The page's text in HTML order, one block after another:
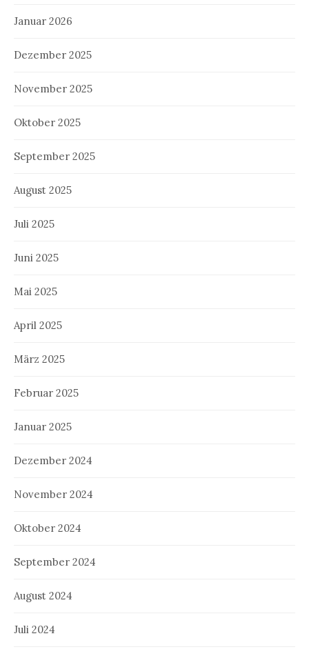
Januar 2026
Dezember 2025
November 2025
Oktober 2025
September 2025
August 2025
Juli 2025
Juni 2025
Mai 2025
April 2025
März 2025
Februar 2025
Januar 2025
Dezember 2024
November 2024
Oktober 2024
September 2024
August 2024
Juli 2024